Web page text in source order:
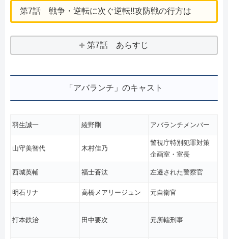
第7話 戦争・逆転に次ぐ逆転!!攻防戦の行方は
第7話 あらすじ
「アバランチ」のキャスト
羽生誠一 綾野剛 アバランチメンバー
山守美智代 木村佳乃
警視庁特別犯罪対策
企画室・室長
西城英輔 福士蒼汰 左遷された警察官
明石リナ 高橋メアリージュン 元自衛官
打本鉄治 田中要次 元所轄刑事